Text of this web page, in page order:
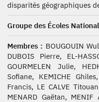
disparités géographiques
Groupe des Écoles
Membres : BOUGOUIN
DUBOIS Pierre, EL-
GOURMELEN Julie,
Sofiane, KEMICHE
Francis, LE CALVE
MENARD Gaëtan, MENIF